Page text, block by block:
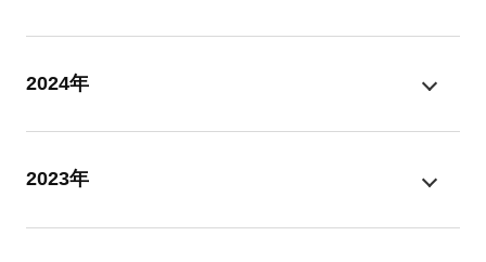
2024年
2023年